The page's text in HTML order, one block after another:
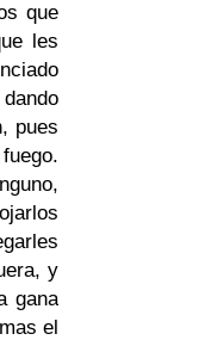
que
les
pues
y
gana
el